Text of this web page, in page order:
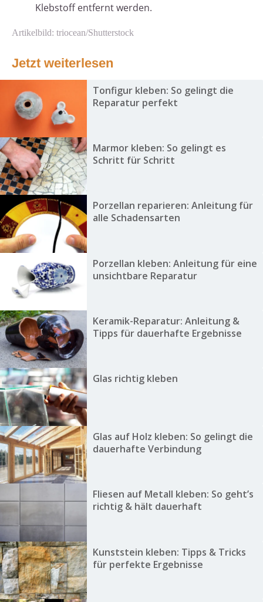
Klebstoff entfernt werden.
Artikelbild: triocean/Shutterstock
Jetzt weiterlesen
Tonfigur kleben: So gelingt die
Reparatur perfekt
Marmor kleben: So gelingt es
Schritt für Schritt
Porzellan reparieren: Anleitung für
alle Schadensarten
Porzellan kleben: Anleitung für eine
unsichtbare Reparatur
Keramik-Reparatur: Anleitung &
Tipps für dauerhafte Ergebnisse
Glas richtig kleben
Glas auf Holz kleben: So gelingt die
dauerhafte Verbindung
Fliesen auf Metall kleben: So geht’s
richtig & hält dauerhaft
Kunststein kleben: Tipps & Tricks
für perfekte Ergebnisse